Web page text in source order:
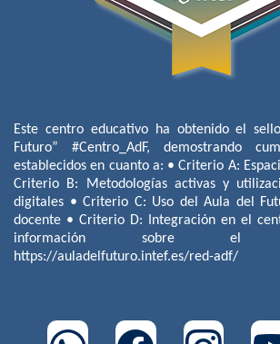
Este centro educativo ha obtenido el
Futuro” #Centro_AdF, demostrando
establecidos en cuanto a: • Criterio A:
Criterio B: Metodologías activas y
digitales • Criterio C: Uso del Aula del
docente • Criterio D: Integración en el
información sobre el
https://auladelfuturo.intef.es/red-adf/